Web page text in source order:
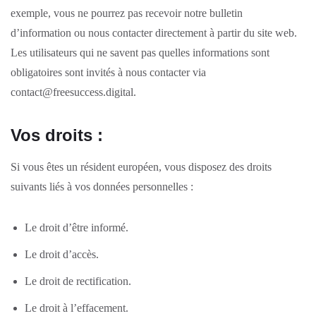
exemple, vous ne pourrez pas recevoir notre bulletin
d’information ou nous contacter directement à partir du site web.
Les utilisateurs qui ne savent pas quelles informations sont
obligatoires sont invités à nous contacter via
contact@freesuccess.digital.
Vos droits :
Si vous êtes un résident européen, vous disposez des droits
suivants liés à vos données personnelles :
Le droit d’être informé.
Le droit d’accès.
Le droit de rectification.
Le droit à l’effacement.